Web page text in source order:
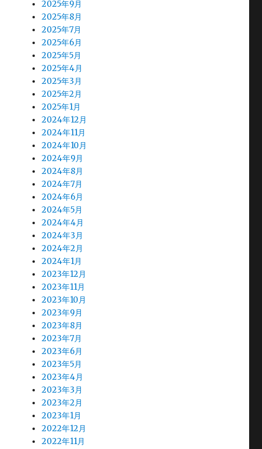
2025年9月
2025年8月
2025年7月
2025年6月
2025年5月
2025年4月
2025年3月
2025年2月
2025年1月
2024年12月
2024年11月
2024年10月
2024年9月
2024年8月
2024年7月
2024年6月
2024年5月
2024年4月
2024年3月
2024年2月
2024年1月
2023年12月
2023年11月
2023年10月
2023年9月
2023年8月
2023年7月
2023年6月
2023年5月
2023年4月
2023年3月
2023年2月
2023年1月
2022年12月
2022年11月